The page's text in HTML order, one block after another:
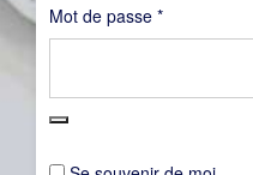
Mot de passe *Obligatoire